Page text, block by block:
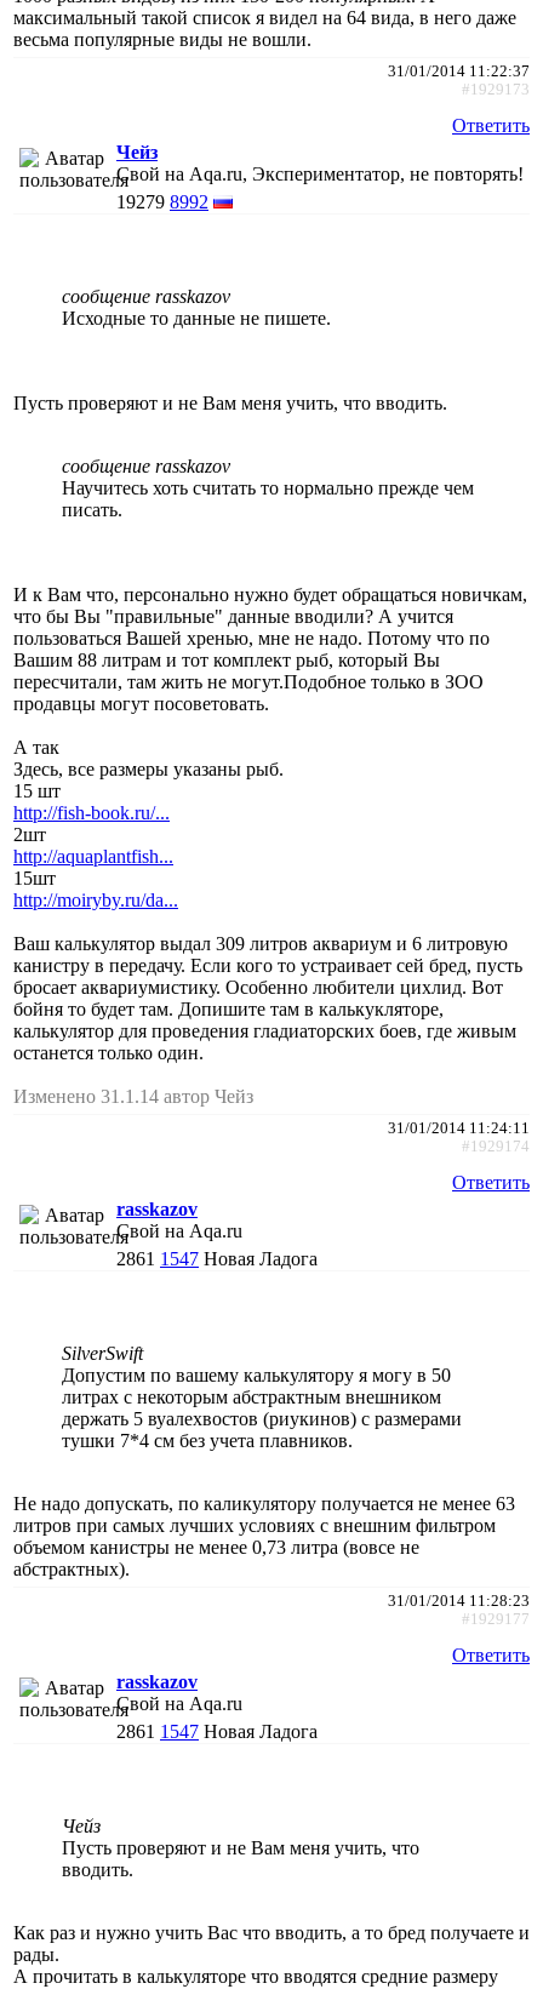
максимальный такой список я видел на 64 вида, в него даже
весьма популярные виды не вошли.
31/01/2014 11:22:37
#1929173
Ответить
Чейз
Свой на Aqa.ru, Экспериментатор, не повторять!
19279 8992
сообщение rasskazov
Исходные то данные не пишете.
Пусть проверяют и не Вам меня учить, что вводить.
сообщение rasskazov
Научитесь хоть считать то нормально прежде чем
писать.
И к Вам что, персонально нужно будет обращаться новичкам,
что бы Вы "правильные" данные вводили? А учится
пользоваться Вашей хренью, мне не надо. Потому что по
Вашим 88 литрам и тот комплект рыб, который Вы
пересчитали, там жить не могут.Подобное только в ЗОО
продавцы могут посоветовать.
А так
Здесь, все размеры указаны рыб.
15 шт
http://fish-book.ru/...
2шт
http://aquaplantfish...
15шт
http://moiryby.ru/da...
Ваш калькулятор выдал 309 литров аквариум и 6 литровую
канистру в передачу. Если кого то устраивает сей бред, пусть
бросает аквариумистику. Особенно любители цихлид. Вот
бойня то будет там. Допишите там в калькукляторе,
калькулятор для проведения гладиаторских боев, где живым
останется только один.
Изменено 31.1.14 автор Чейз
31/01/2014 11:24:11
#1929174
Ответить
rasskazov
Свой на Aqa.ru
2861 1547 Новая Ладога
SilverSwift
Допустим по вашему калькулятору я могу в 50
литрах с некоторым абстрактным внешником
держать 5 вуалехвостов (риукинов) с размерами
тушки 7*4 см без учета плавников.
Не надо допускать, по каликулятору получается не менее 63
литров при самых лучших условиях с внешним фильтром
объемом канистры не менее 0,73 литра (вовсе не
абстрактных).
31/01/2014 11:28:23
#1929177
Ответить
rasskazov
Свой на Aqa.ru
2861 1547 Новая Ладога
Чейз
Пусть проверяют и не Вам меня учить, что
вводить.
Как раз и нужно учить Вас что вводить, а то бред получаете и
рады.
А прочитать в калькуляторе что вводятся средние размеру